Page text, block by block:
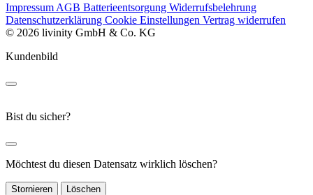
Impressum AGB Batterieentsorgung Widerrufsbelehrung
Datenschutzerklärung Cookie Einstellungen Vertrag widerrufen
© 2026 livinity GmbH & Co. KG
Kundenbild
Bist du sicher?
Möchtest du diesen Datensatz wirklich löschen?
Stornieren Löschen